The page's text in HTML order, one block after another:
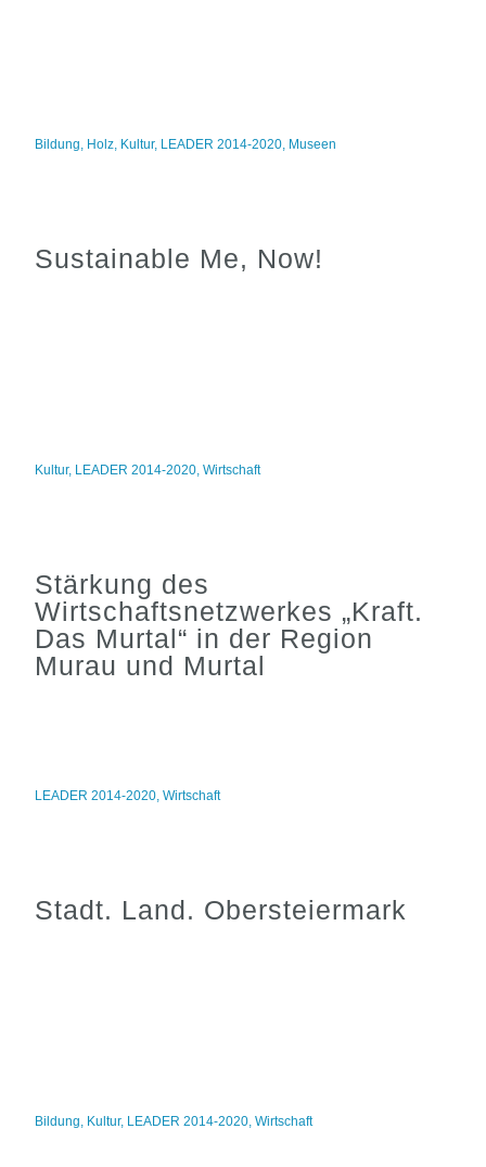
Bildung, Holz, Kultur, LEADER 2014-2020, Museen
Sustainable Me, Now!
Kultur, LEADER 2014-2020,Wirtschaft
Stärkung des
Wirtschaftsnetzwerkes „Kraft.
Das Murtal“ in der Region
Murau und Murtal
LEADER 2014-2020,Wirtschaft
Stadt. Land. Obersteiermark
Bildung, Kultur, LEADER 2014-2020,Wirtschaft